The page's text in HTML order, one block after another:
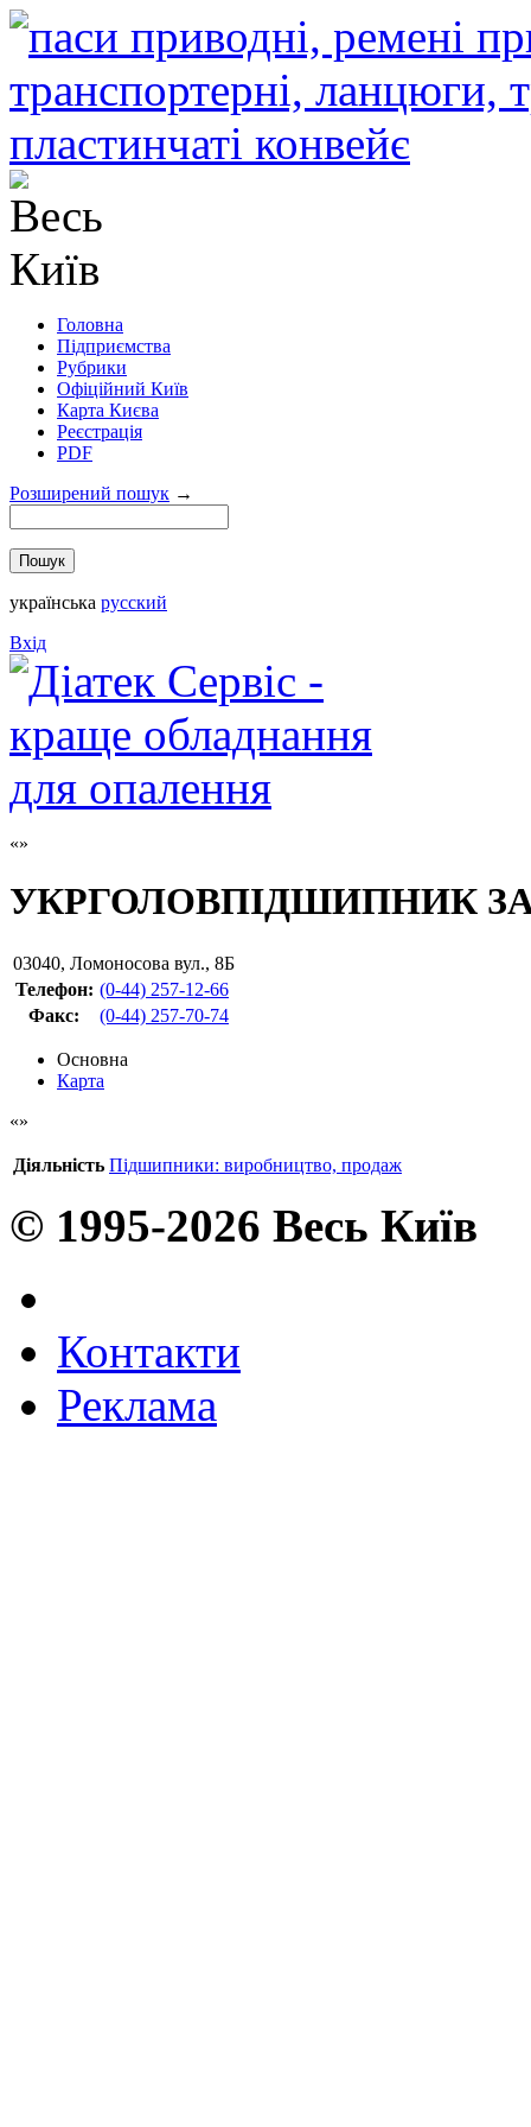
Головна
Підприємства
Рубрики
Офіційний Київ
Карта Києва
Реєстрація
PDF
Розширений пошук →
українська русский
Вхід
УКРГОЛОВПІДШИПНИК
03040, Ломоносова вул., 8Б
Телефон: (0-44) 257-12-66
Факс: (0-44) 257-70-74
Основна
Карта
Діяльність Підшипники: виробництво, продаж
© 1995-2026 Весь Київ
Контакти
Реклама